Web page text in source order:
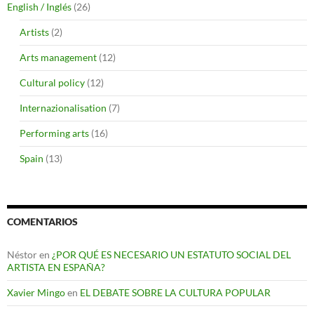
English / Inglés (26)
Artists (2)
Arts management (12)
Cultural policy (12)
Internazionalisation (7)
Performing arts (16)
Spain (13)
COMENTARIOS
Néstoren ¿POR QUÉ ES NECESARIO UN ESTATUTO SOCIAL DEL
ARTISTA EN ESPAÑA?
Xavier Mingoen EL DEBATE SOBRE LA CULTURA POPULAR